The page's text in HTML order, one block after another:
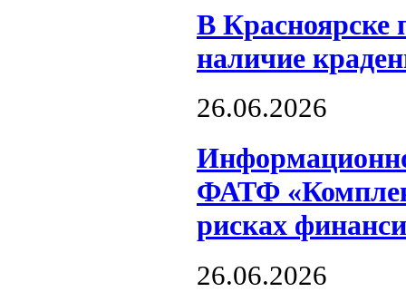
В Красноярске
наличие
26.06.2026
ФАТФ
рисках
26.06.2026